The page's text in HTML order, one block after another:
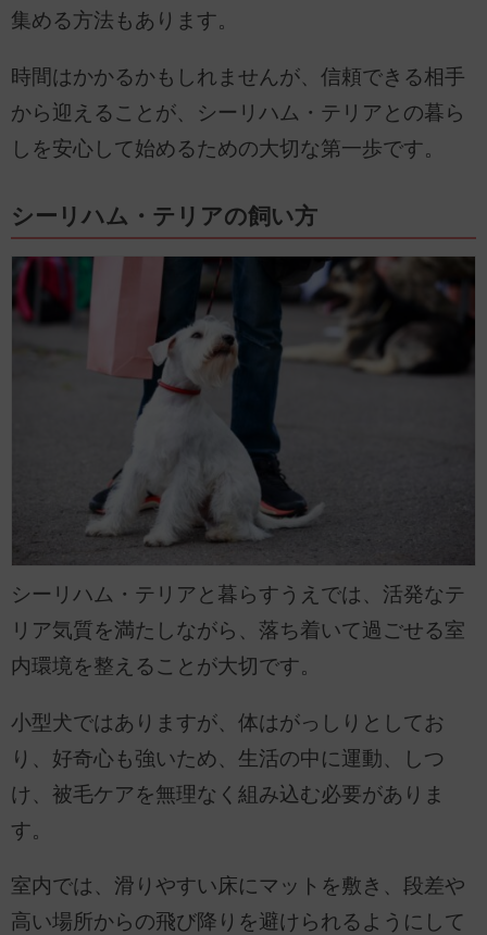
集める方法もあります。
時間はかかるかもしれませんが、信頼できる相手
から迎えることが、シーリハム・テリアとの暮ら
しを安心して始めるための大切な第一歩です。
シーリハム・テリアの飼い方
シーリハム・テリアと暮らすうえでは、活発なテ
リア気質を満たしながら、落ち着いて過ごせる室
内環境を整えることが大切です。
小型犬ではありますが、体はがっしりとしてお
り、好奇心も強いため、生活の中に運動、しつ
け、被毛ケアを無理なく組み込む必要がありま
す。
室内では、滑りやすい床にマットを敷き、段差や
高い場所からの飛び降りを避けられるようにして